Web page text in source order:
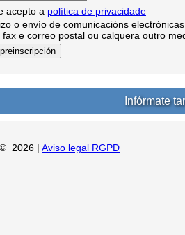
acepto a política de privacidade
o envío de comunicacións
fax e correo postal ou calquera outro
Infórmate
© 2026 | Aviso legal RGPD